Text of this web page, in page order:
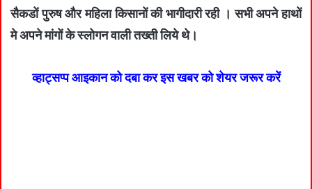
सैकडों पुरुष और महिला किसानों की भागीदारी रही । सभी अपने हाथों
मे अपने मांगों के स्लोगन वाली तख्ती लिये थे।
व्हाट्सप्प आइकान को दबा कर इस खबर को शेयर जरूर करें